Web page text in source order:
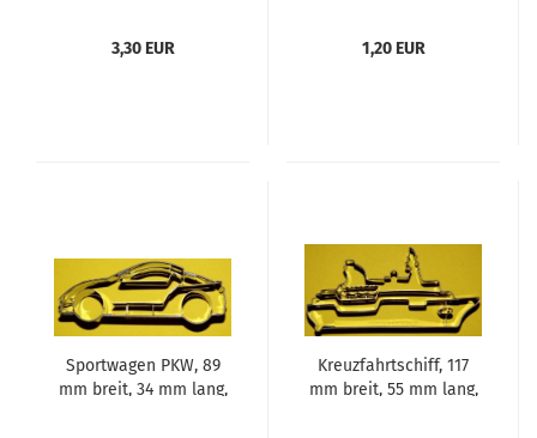
3,30 EUR
1,20 EUR
Sportwagen PKW, 89
mm breit, 34 mm lang,
Kreuzfahrtschiff, 117
mm breit, 55 mm lang,